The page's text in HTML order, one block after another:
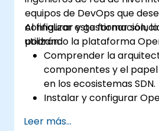
equipos de DevOps que
configurar y gestionar
utilizando la plataforma
Al finalizar esta formación,
podrán:
Comprender la
componentes y el
en los ecosistemas SDN.
Instalar y configurar
Desarrollar e
Leer más...